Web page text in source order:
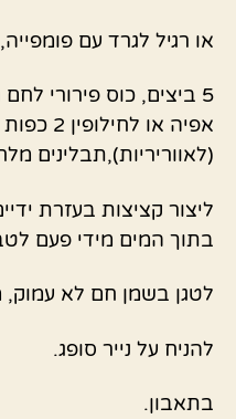
או רגיל לגרד עם פומפייה,
5 ביצים, כוס פירורי
אפיה או
(לאווריריות),תבלינים
ליצור קציצות בעזרת
בתוך המים מידי פעם
לטגן בשמן חם לא עמוק,
להניח על נייר סופג.
בתאבון.